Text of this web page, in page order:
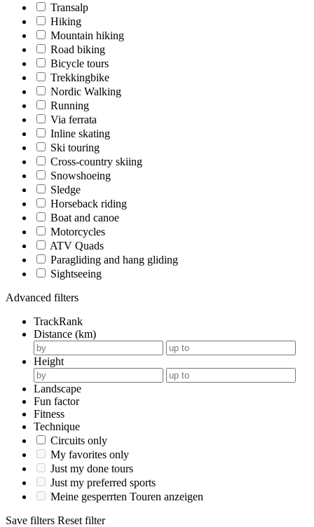
Transalp
Hiking
Mountain hiking
Road biking
Bicycle tours
Trekkingbike
Nordic Walking
Running
Via ferrata
Inline skating
Ski touring
Cross-country skiing
Snowshoeing
Sledge
Horseback riding
Boat and canoe
Motorcycles
ATV Quads
Paragliding and hang gliding
Sightseeing
Advanced filters
TrackRank
Distance (km)
Height
Landscape
Fun factor
Fitness
Technique
Circuits only
My favorites only
Just my done tours
Just my preferred sports
Meine gesperrten Touren anzeigen
Save filters Reset filter